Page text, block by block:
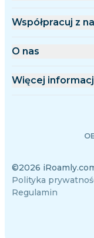
Stany Zjednoczone
Francja
Indie
Hiszpania
Współpracuj z
Platforma hurtowa
Dokumentacja API
O nas
O iRoamly
Więcej
Zespół autorów
Obsługiwane
©2026
Polityka
Regulamin